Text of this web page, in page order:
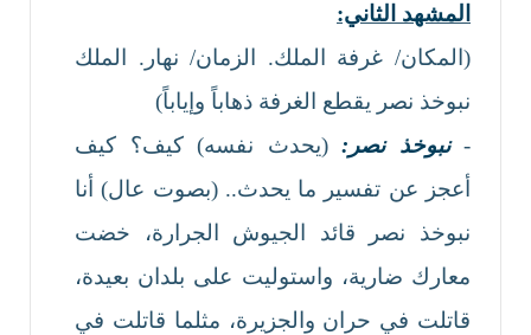
المشهد الثاني:
(المكان/ غرفة الملك. الزمان/ نهار. الملك
نبوخذ نصر يقطع الغرفة ذهاباً وإياباً)
- نبوخذ نصر: (يحدث نفسه) كيف؟ كيف
أعجز عن تفسير ما يحدث.. (بصوت عال) أنا
نبوخذ نصر قائد الجيوش الجرارة، خضت
معارك ضارية، واستوليت على بلدان بعيدة،
قاتلت في حران والجزيرة، مثلما قاتلت في